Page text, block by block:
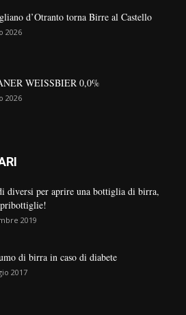
d’Otranto torna Birre al Castello
2026
WEISSBIER 0,0%
2026
diversi per aprire una bottiglia di birra,
2019
di birra in caso di diabete
2017